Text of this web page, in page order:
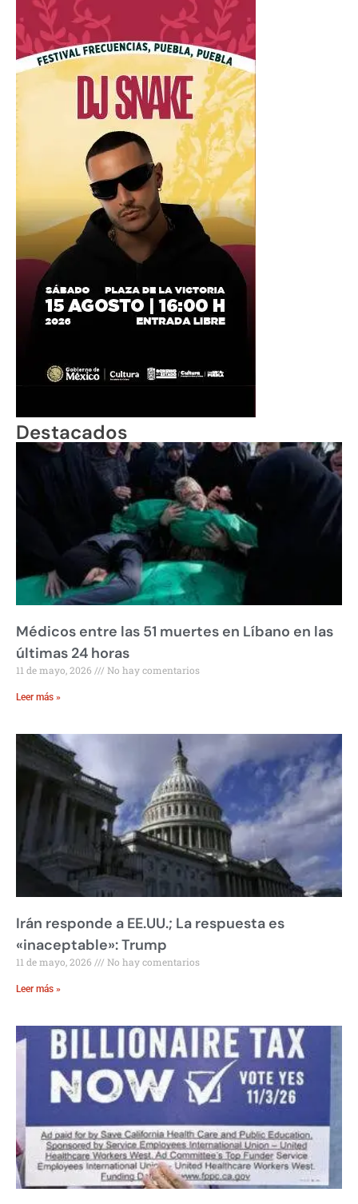
Destacados
Médicos entre las 51 muertes en Líbano en las
últimas 24 horas
11 de mayo, 2026 No hay comentarios
Leer más »
Irán responde a EE.UU.; La respuesta es
«inaceptable»: Trump
11 de mayo, 2026 No hay comentarios
Leer más »